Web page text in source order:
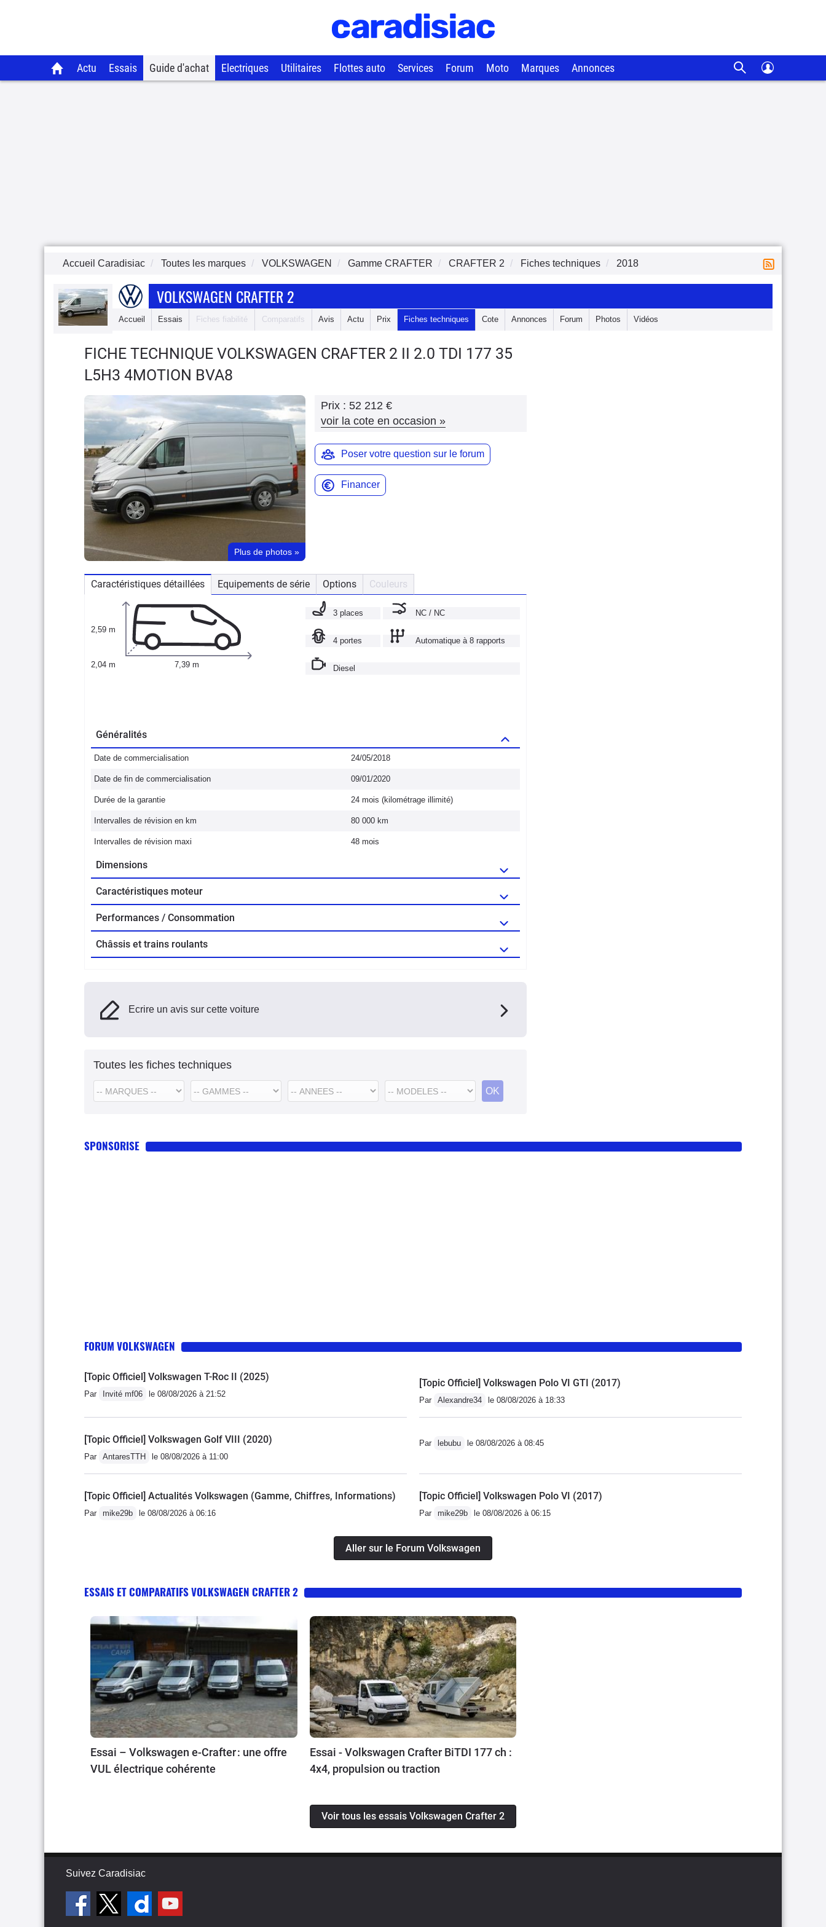
Actu Essais Guide d'achat Electriques Utilitaires Flottes auto Services Forum Moto Marques Annonces
Accueil Caradisiac Toutes les marques VOLKSWAGEN Gamme CRAFTER CRAFTER 2 Fiches techniques 2018
VOLKSWAGEN CRAFTER 2
Accueil Essais Fiches fiabilité Comparatifs Avis Actu Prix Fiches techniques Cote Annonces Forum Photos Vidéos
FICHE TECHNIQUE VOLKSWAGEN CRAFTER 2 II 2.0 TDI 177 35
L5H3 4MOTION BVA8
Plus de photos »
Prix : 52 212 €
voir la cote en occasion »
Poser votre question sur le forum
Financer
Caractéristiques détaillées Equipements de série Options Couleurs
2,59 m
2,04 m 7,39 m
3 places NC / NC
4 portes Automatique à 8 rapports
Diesel
Généralités
Date de commercialisation 24/05/2018
Date de fin de commercialisation 09/01/2020
Durée de la garantie 24 mois (kilométrage illimité)
Intervalles de révision en km 80 000 km
Intervalles de révision maxi 48 mois
Dimensions
Caractéristiques moteur
Performances / Consommation
Châssis et trains roulants
Ecrire un avis sur cette voiture
Toutes les fiches techniques
SPONSORISE
FORUM VOLKSWAGEN
[Topic Officiel] Volkswagen T-Roc II (2025)
Par Invité mf06 le 08/08/2026 à 21:52
[Topic Officiel] Volkswagen Polo VI GTI (2017)
Par Alexandre34 le 08/08/2026 à 18:33
[Topic Officiel] Volkswagen Golf VIII (2020)
Par AntaresTTH le 08/08/2026 à 11:00
Par lebubu le 08/08/2026 à 08:45
[Topic Officiel] Actualités Volkswagen (Gamme, Chiffres, Informations)
Par mike29b le 08/08/2026 à 06:16
[Topic Officiel] Volkswagen Polo VI (2017)
Par mike29b le 08/08/2026 à 06:15
Aller sur le Forum Volkswagen
ESSAIS ET COMPARATIFS VOLKSWAGEN CRAFTER 2
Essai – Volkswagen e-Crafter : une offre
VUL électrique cohérente
Essai - Volkswagen Crafter BiTDI 177 ch :
4x4, propulsion ou traction
Voir tous les essais Volkswagen Crafter 2
Suivez Caradisiac